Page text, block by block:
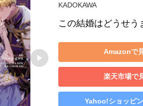
KADOKAWA
この結婚はどうせう
Amazonで
楽天市場で
Yahoo!ショッピ